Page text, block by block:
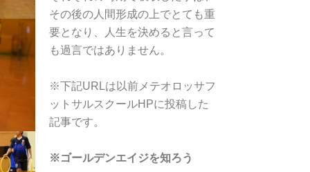
その後の人間形成の上でとても重
要となり、人生を決めると言って
も過言ではありません。
※下記URLは以前メテオロッサフ
ットサルスクールHPに投稿した
記事です。
※ゴールデンエイジを知ろう